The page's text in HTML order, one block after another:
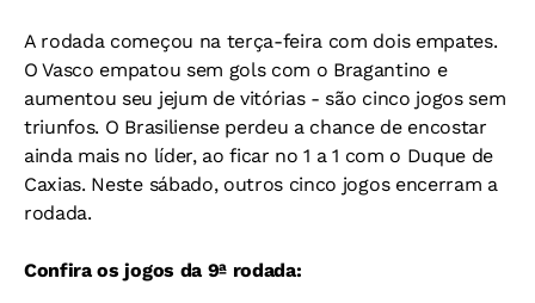
A rodada começou na terça-feira com dois empates.
O Vasco empatou sem gols com o Bragantino e
aumentou seu jejum de vitórias - são cinco jogos sem
triunfos. O Brasiliense perdeu a chance de encostar
ainda mais no líder, ao ficar no 1 a 1 com o Duque de
Caxias. Neste sábado, outros cinco jogos encerram a
rodada.
Confira os jogos da 9ª rodada: